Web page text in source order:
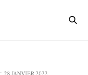
28 JANVIER 2022